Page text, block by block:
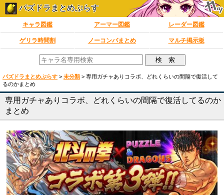
パズドラまとめぷらす
キャラ図鑑 アーマー図鑑 レーダー図鑑
ゲリラ時間割 ノーコンパまとめ マルチ掲示板
パズドラまとめぷらす > 未分類 > 専用ガチャありコラボ、どれくらいの間隔で復活して
るのかまとめ
専用ガチャありコラボ、どれくらいの間隔で復活してるのか
まとめ